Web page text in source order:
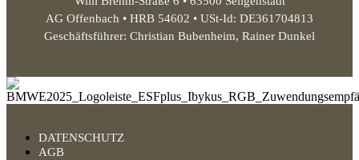
AG Offenbach • HRB 54602 • USt-Id: DE361704813
Geschäftsführer: Christian Bubenheim, Rainer Dunkel
DATENSCHUTZ
AGB